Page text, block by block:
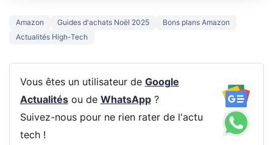
Amazon Guides d'achats Noël 2025
Bons plans Amazon
Actualités High-Tech
Vous êtes un utilisateur de Google
Actualitésou de WhatsApp?
Suivez-nous pour ne rien rater de l'actu
tech !